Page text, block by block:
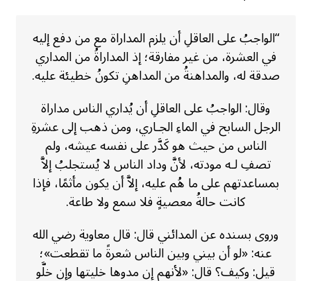
“الواجبُ على العاقلِ أن يلزم المداراة مع من دفع إليه
في العشرة، من غير مفارقة؛ إذ المداراةُ من المداري
صدقة له، والمداهنةُ من المداهنِ تكونُ خطيئة عليه.
وقال: الواجبُ على العاقلِ أن يُداري الناس مداراة
الرجل السابح في الماءِ الجـاري، ومن ذهب إلى عشرةِ
الناس من حيث هو كَدَّر على نفسه عيشه، ولم
تصفِ لـه مودته، لأنَّ وداد الناس لا يُستجلبُ إلاَّ
بمساعدتهم على ما هُم عليه، إلاَّ أن يكون مأثمًا، فإذا
كانت حالةُ معصيةٍ فلا سمع ولا طاعة.
وروى بسنده عن المدائني قال: قال معاوية رضي الله
عنه: «لو أن بيني وبين الناس شعرةً ما تقطعت»؛
قيل: وكيف؟ قال: «لأنهم إن مدوها خليتها وإن خلَّو